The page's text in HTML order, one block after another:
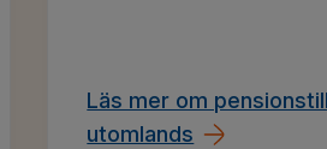
Läs mer om
utomlands